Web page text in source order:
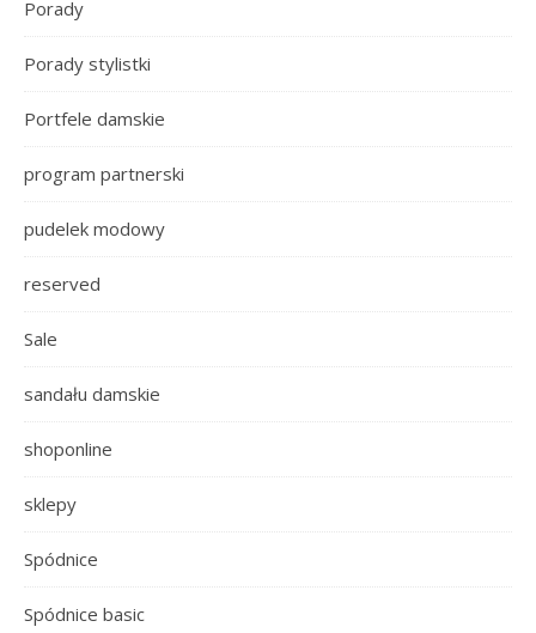
Porady
Porady stylistki
Portfele damskie
program partnerski
pudelek modowy
reserved
Sale
sandału damskie
shoponline
sklepy
Spódnice
Spódnice basic